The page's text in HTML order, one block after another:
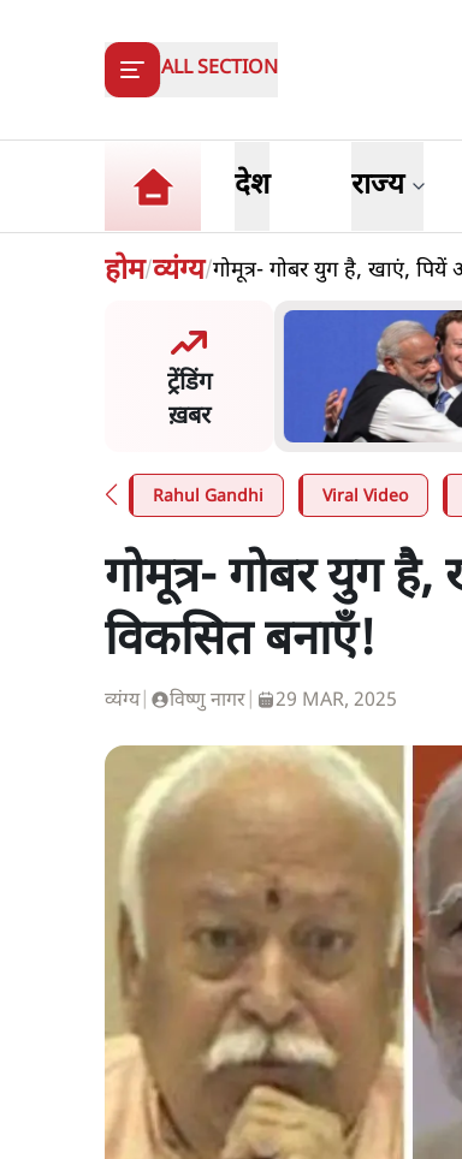
ALL SECTION
देश राज्य
होम/व्यंग्य/गोमूत्र- गोबर युग है, खाएं,
ट्रेंडिंग
ख़बर
का माफीनामाः ये बहुत
Rahul Gandhi Viral Video
गोमूत्र- गोबर युग
विकसित बनाएँ!
व्यंग्य| विष्णु नागर 29 MAR, 2025